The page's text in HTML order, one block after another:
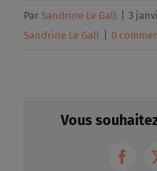
Par Sandrine Le Gall 3
Sandrine Le Gall
0
Vous